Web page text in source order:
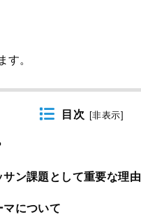
す。
目次 [非表示
ン課題として重要な理由
マについて